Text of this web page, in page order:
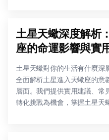
土星天蠍深度解析
座的命運影響與實
土星天蠍對你的生活有什麼深
全面解析土星進入天蠍座的意
層面。我們提供實用建議、常
轉化挑戰為機會，掌握土星天